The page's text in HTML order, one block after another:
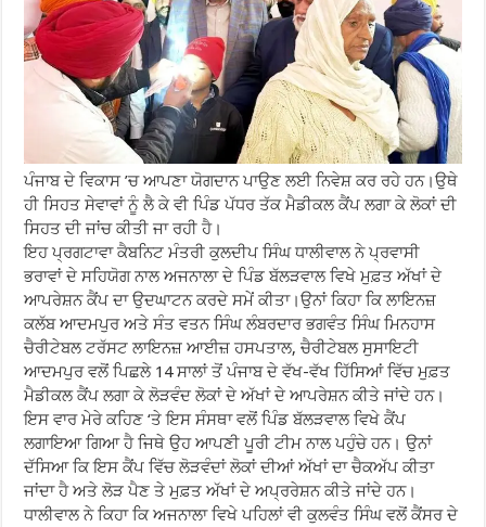
ਪੰਜਾਬ ਦੇ ਵਿਕਾਸ ’ਚ ਆਪਣਾ ਯੋਗਦਾਨ ਪਾਉਣ ਲਈ ਨਿਵੇਸ਼ ਕਰ ਰਹੇ ਹਨ।ਉਥੇ
ਹੀ ਸਿਹਤ ਸੇਵਾਵਾਂ ਨੂੰ ਲੈ ਕੇ ਵੀ ਪਿੰਡ ਪੱਧਰ ਤੱਕ ਮੈਡੀਕਲ ਕੈਂਪ ਲਗਾ ਕੇ ਲੋਕਾਂ ਦੀ
ਸਿਹਤ ਦੀ ਜਾਂਚ ਕੀਤੀ ਜਾ ਰਹੀ ਹੈ।
ਇਹ ਪ੍ਰਗਟਾਵਾ ਕੈਬਨਿਟ ਮੰਤਰੀ ਕੁਲਦੀਪ ਸਿੰਘ ਧਾਲੀਵਾਲ ਨੇ ਪ੍ਰਵਾਸੀ
ਭਰਾਵਾਂ ਦੇ ਸਹਿਯੋਗ ਨਾਲ ਅਜਨਾਲਾ ਦੇ ਪਿੰਡ ਬੱਲੜਵਾਲ ਵਿਖੇ ਮੁਫ਼ਤ ਅੱਖਾਂ ਦੇ
ਆਪਰੇਸ਼ਨ ਕੈਂਪ ਦਾ ਉਦਘਾਟਨ ਕਰਦੇ ਸਮੇਂ ਕੀਤਾ।ਉਨਾਂ ਕਿਹਾ ਕਿ ਲਾਇਨਜ਼
ਕਲੱਬ ਆਦਮਪੁਰ ਅਤੇ ਸੰਤ ਵਤਨ ਸਿੰਘ ਲੰਬਰਦਾਰ ਭਗਵੰਤ ਸਿੰਘ ਮਿਨਹਾਸ
ਚੈਰੀਟੇਬਲ ਟਰੱਸਟ ਲਾਇਨਜ਼ ਆਈਜ਼ ਹਸਪਤਾਲ, ਚੈਰੀਟੇਬਲ ਸੁਸਾਇਟੀ
ਆਦਮਪੁਰ ਵਲੋਂ ਪਿਛਲੇ 14 ਸਾਲਾਂ ਤੋਂ ਪੰਜਾਬ ਦੇ ਵੱਖ-ਵੱਖ ਹਿੱਸਿਆਂ ਵਿੱਚ ਮੁਫ਼ਤ
ਮੈਡੀਕਲ ਕੈਂਪ ਲਗਾ ਕੇ ਲੋੜਵੰਦ ਲੋਕਾਂ ਦੇ ਅੱਖਾਂ ਦੇ ਆਪਰੇਸ਼ਨ ਕੀਤੇ ਜਾਂਦੇ ਹਨ।
ਇਸ ਵਾਰ ਮੇਰੇ ਕਹਿਣ ‘ਤੇ ਇਸ ਸੰਸਥਾ ਵਲੋਂ ਪਿੰਡ ਬੱਲੜਵਾਲ ਵਿਖੇ ਕੈਂਪ
ਲਗਾਇਆ ਗਿਆ ਹੈ ਜਿਥੇ ਉਹ ਆਪਣੀ ਪੂਰੀ ਟੀਮ ਨਾਲ ਪਹੁੰਚੇ ਹਨ। ਉਨਾਂ
ਦੱਸਿਆ ਕਿ ਇਸ ਕੈਂਪ ਵਿੱਚ ਲੋੜਵੰਦਾਂ ਲੋਕਾਂ ਦੀਆਂ ਅੱਖਾਂ ਦਾ ਚੈਕਅੱਪ ਕੀਤਾ
ਜਾਂਦਾ ਹੈ ਅਤੇ ਲੋੜ ਪੈਣ ਤੇ ਮੁਫ਼ਤ ਅੱਖਾਂ ਦੇ ਅਪ੍ਰਰੇਸ਼ਨ ਕੀਤੇ ਜਾਂਦੇ ਹਨ।
ਧਾਲੀਵਾਲ ਨੇ ਕਿਹਾ ਕਿ ਅਜਨਾਲਾ ਵਿਖੇ ਪਹਿਲਾਂ ਵੀ ਕੁਲਵੰਤ ਸਿੰਘ ਵਲੋਂ ਕੈਂਸਰ ਦੇ